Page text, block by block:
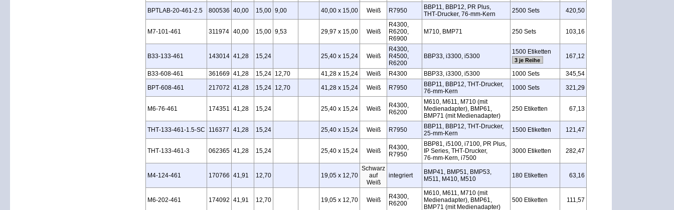
BPTLAB‑20‑461‑2.5 800536 40,00 15,00 9,00 40,00 x 15,00 Weiß R7950
BBP11, BBP12, PR Plus,
THT‑Drucker, 76‑mm‑Kern
2500 Sets 420,50
M7‑101‑461 311974 40,00 15,00 9,53 29,97 x 15,00 Weiß
R4300,
R6200,
R6900
M710, BMP71 250 Sets 103,16
B33‑133‑461 143014 41,28 15,24 25,40 x 15,24 Weiß
R4300,
R4500,
R6200
BBP33, i3300, i5300
1500 Etiketten
3 je Reihe
167,12
B33‑608‑461 361669 41,28 15,24 12,70 41,28 x 15,24 Weiß R4300 BBP33, i3300, i5300 1000 Sets
345,54
BPT‑608‑461
217072 41,28 15,24 12,70 41,28 x 15,24 Weiß R7950
BBP11, BBP12, THT‑Drucker,
76‑mm‑Kern
1000 Sets 321,29
M6‑76‑461 174351 41,28 15,24 25,40 x 15,24 Weiß
R4300,
R6200
M610, M611, M710 (mit
Medienadapter), BMP61,
BMP71 (mit Medienadapter)
250 Etiketten 67,13
THT‑133‑461‑1.5‑SC 116377 41,28 15,24 25,40 x 15,24 Weiß R7950
BBP11, BBP12, THT‑Drucker,
25‑mm‑Kern
1500 Etiketten 121,47
THT‑133‑461‑3 062365 41,28 15,24 25,40 x 15,24 Weiß
R4300,
R7950
BBP81, i5100, i7100, PR Plus,
IP Series, THT‑Drucker,
76‑mm‑Kern, i7500
3000 Etiketten 282,47
M4‑124‑461 170766 41,91 12,70 19,05 x 12,70
Schwarz
auf
Weiß
integriert
BMP41, BMP51, BMP53,
M511, M410, M510
180 Etiketten 63,16
M6‑202‑461 174092 41,91 12,70 19,05 x 12,70 Weiß
R4300,
R6200
M610, M611, M710 (mit
Medienadapter), BMP61,
BMP71 (mit Medienadapter)
500 Etiketten 111,57